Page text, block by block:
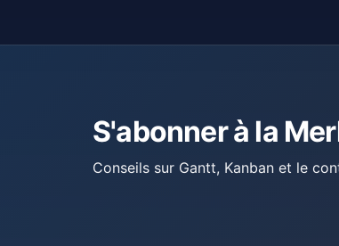
S'abonner à la
Conseils sur Gantt, Kanban et le